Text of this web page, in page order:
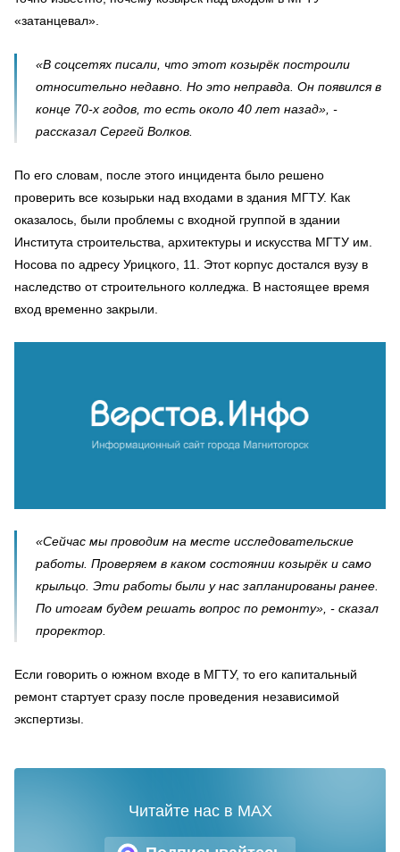
«затанцевал».
«В соцсетях писали, что этот козырёк построили
относительно недавно. Но это неправда. Он появился в
конце 70-х годов, то есть около 40 лет назад», -
рассказал Сергей Волков.
По его словам, после этого инцидента было решено
проверить все козырьки над входами в здания МГТУ. Как
оказалось, были проблемы с входной группой в здании
Института строительства, архитектуры и искусства МГТУ им.
Носова по адресу Урицкого, 11. Этот корпус достался вузу в
наследство от строительного колледжа. В настоящее время
вход временно закрыли.
«Сейчас мы проводим на месте исследовательские
работы. Проверяем в каком состоянии козырёк и само
крыльцо. Эти работы были у нас запланированы ранее.
По итогам будем решать вопрос по ремонту», - сказал
проректор.
Если говорить о южном входе в МГТУ, то его капитальный
ремонт стартует сразу после проведения независимой
экспертизы.
Читайте нас в MAX